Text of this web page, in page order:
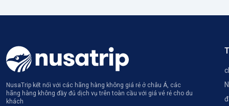
NusaTrip kết nối với các hãng hàng không giá rẻ ở châu Á, các
hãng hàng không đầy đủ dịch vụ trên toàn cầu với giá vé rẻ cho du
khách